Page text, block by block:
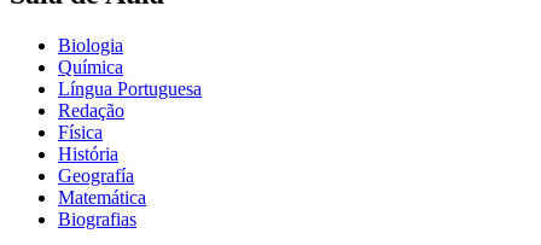
Biologia
Química
Língua Portuguesa
Redação
Física
História
Geografía
Matemática
Biografias